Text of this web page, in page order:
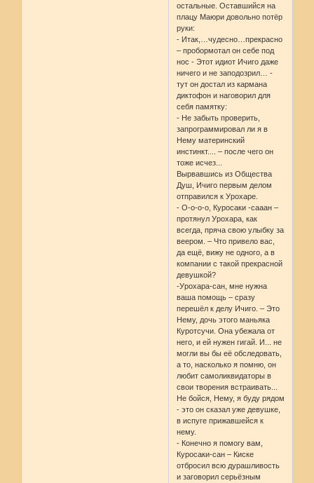
остальные. Оставшийся на
плацу Маюри довольно потёр
руки:
- Итак,…чудесно…прекрасно
– пробормотал он себе под
нос - Этот идиот Ичиго даже
ничего и не заподозрил… -
тут он достал из кармана
диктофон и наговорил для
себя памятку:
- Не забыть проверить,
запрограммировал ли я в
Нему материнский
инстинкт.... – после чего он
тоже исчез...
Вырвавшись из Общества
Душ, Ичиго первым делом
отправился к Урохаре.
- О-о-о-о, Куросаки -сааан –
протянул Урохара, как
всегда, пряча свою улыбку за
веером. – Что привело вас,
да ещё, вижу не одного, а в
компании с такой прекрасной
девушкой?
-Урохара-сан, мне нужна
ваша помощь – сразу
перешёл к делу Ичиго. – Это
Нему, дочь этого маньяка
Куротсучи. Она убежала от
него, и ей нужен гигай. И... не
могли вы бы её обследовать,
а то, насколько я помню, он
любит самоликвидаторы в
свои творения встраивать...
Не бойся, Нему, я буду рядом
- это он сказал уже девушке,
в испуге прижавшейся к
нему.
- Конечно я помогу вам,
Куросаки-сан – Киске
отбросил всю дурашливость
и заговорил серьёзным